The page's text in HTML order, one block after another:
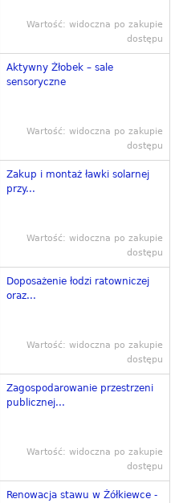
Wartość: widoczna po zakupie
dostępu
Aktywny Żłobek – sale
sensoryczne
Wartość: widoczna po zakupie
dostępu
Zakup i montaż ławki solarnej
przy...
Wartość: widoczna po zakupie
dostępu
Doposażenie łodzi ratowniczej
oraz...
Wartość: widoczna po zakupie
dostępu
Zagospodarowanie przestrzeni
publicznej...
Wartość: widoczna po zakupie
dostępu
Renowacja stawu w Żółkiewce -